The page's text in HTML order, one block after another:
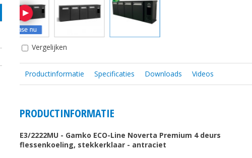
Vergelijken
Productinformatie Specificaties Downloads Videos
PRODUCTINFORMATIE
E3/2222MU - Gamko ECO-Line Noverta Premium 4 deurs
flessenkoeling, stekkerklaar - antraciet